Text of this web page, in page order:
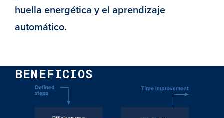
huella energética y el aprendizaje
automático.
BENEFICIOS